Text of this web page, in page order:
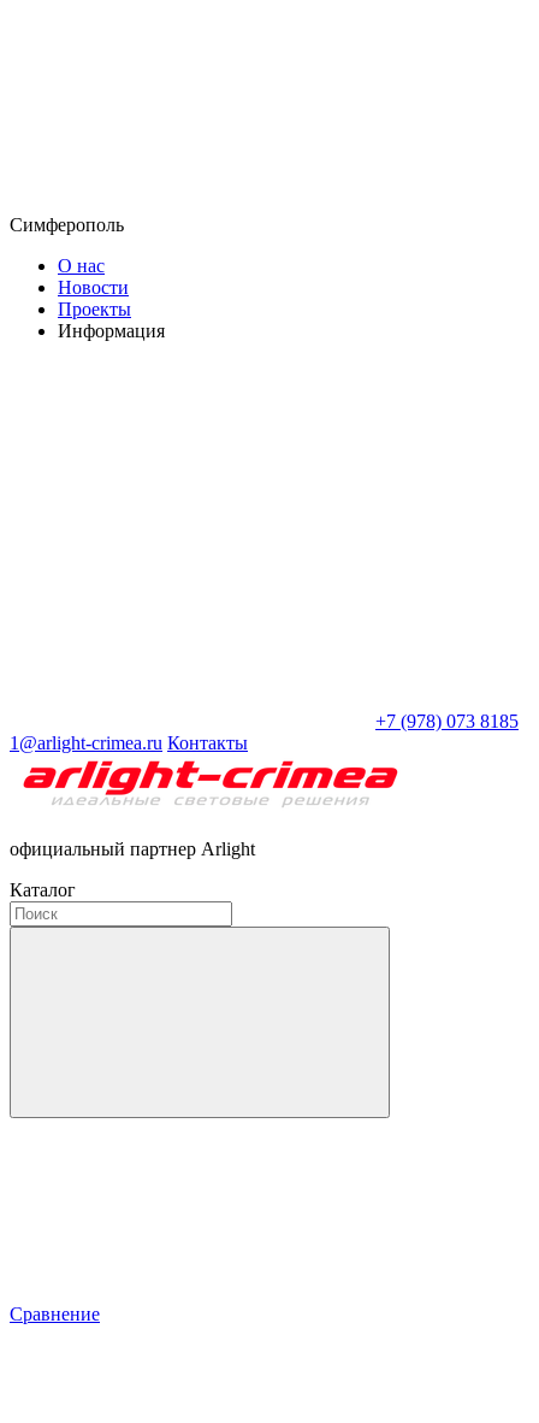
Симферополь
О нас
Новости
Проекты
Информация
+7 (978) 073 8185
1@arlight-crimea.ru Контакты
официальный партнер Arlight
Каталог
Сравнение